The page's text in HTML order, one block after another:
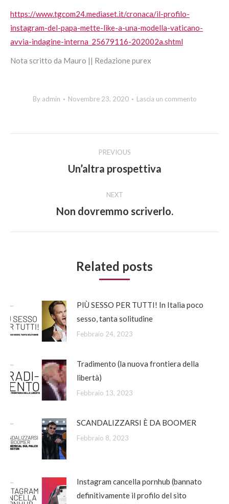
https://www.tgcom24.mediaset.it/cronaca/il-profilo-
instagram-del-papa-mette-like-a-una-modella-vaticano-
avvia-indagine-interna_25679116-202002a.shtml
Nota scritto da Mauro || Redazione purex
By admin Novembre 23, 2020 Lascia un commento
navigation
PREVIOUS
Previous
Un’altra prospettiva
NEXT
Next
Non dovremmo scriverlo.
Related posts
PIÙ SESSO PER TUTTI! In Italia poco
sesso, tanta solitudine
Febbraio 24, 2023
Tradimento (la nuova frontiera della
libertà)
Febbraio 13, 2023
SCANDALIZZARSI È DA BOOMER
Febbraio 8, 2023
Instagram cancella pornhub (bannato
definitivamente il profilo del sito